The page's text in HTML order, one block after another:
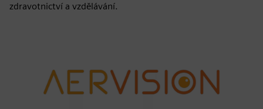
zdravotnictví a vzdělávání.